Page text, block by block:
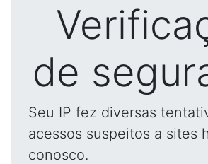
de
Seu IP fez diversas
acessos suspeitos a sites
conosco.